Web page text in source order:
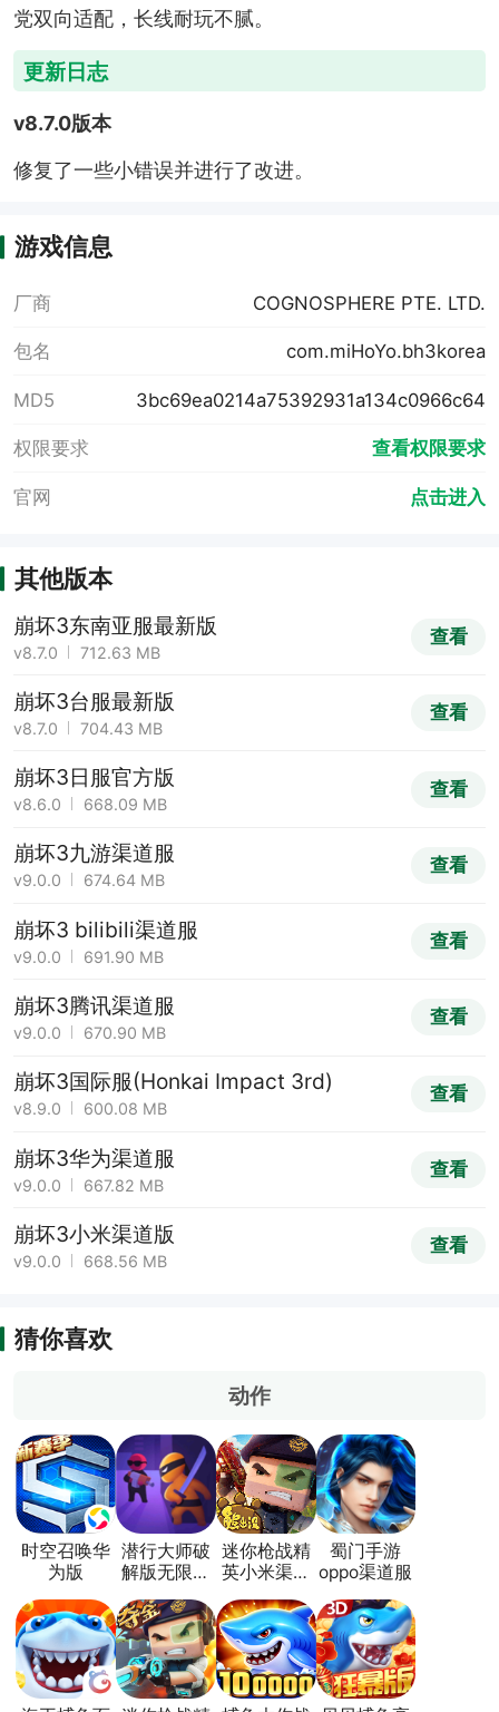
党双向适配，长线耐玩不腻。
更新日志
v8.7.0版本
修复了一些小错误并进行了改进。
游戏信息
厂商 COGNOSPHERE PTE. LTD.
包名 com.miHoYo.bh3korea
MD5 3bc69ea0214a75392931a134c0966c64
权限要求 查看权限要求
官网 点击进入
其他版本
崩坏3东南亚服最新版
v8.7.0 712.63 MB
查看
崩坏3台服最新版
v8.7.0 704.43 MB
查看
崩坏3日服官方版
v8.6.0 668.09 MB
查看
崩坏3九游渠道服
v9.0.0 674.64 MB
查看
崩坏3 bilibili渠道服
v9.0.0 691.90 MB
查看
崩坏3腾讯渠道服
v9.0.0 670.90 MB
查看
崩坏3国际服(Honkai Impact 3rd)
v8.9.0 600.08 MB
查看
崩坏3华为渠道服
v9.0.0 667.82 MB
查看
崩坏3小米渠道版
v9.0.0 668.56 MB
查看
猜你喜欢
动作
时空召唤华
为版
潜行大师破
解版无限金
迷你枪战精
英小米渠道
蜀门手游
oppo渠道服